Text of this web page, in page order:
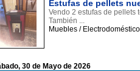
Estufas de pellets
Vendo 2 estufas de pellets
También ...
Muebles /
30 de Mayo de 2026